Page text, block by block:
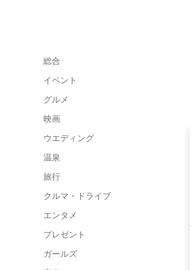
総合
イベント
グルメ
映画
ウエディング
温泉
旅行
クルマ・ドライブ
エンタメ
プレゼント
ガールズ